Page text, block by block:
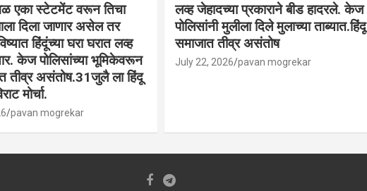
एका स्टेटमेंट वरून तिचा
दिला जाणार असेल तर
हिंदूंच्या घरा घरात लव्ह
केज पोलिसांच्या भूमिकेवरून
तीव्र असंतोष.31जुलै ला हिंदू
मोर्चा.
pavan mogrekar
लव्ह जेहादच्या प्रकाराने बीड हादरले. केज
पोलिसांनी मुलीला दिले मुलाच्या ताब्यात.हिंदू
समाजात तीव्र असंतोष
July 22, 2026 pavan mogrekar